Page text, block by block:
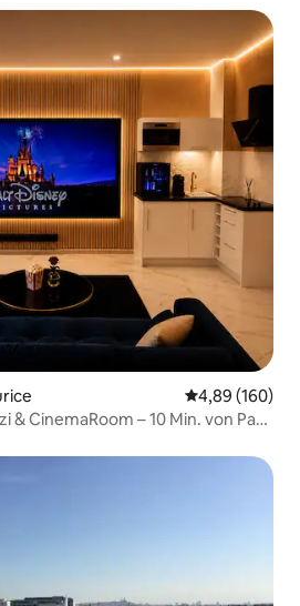
4,89 (160)
& CinemaRoom – 10 Min. von Paris